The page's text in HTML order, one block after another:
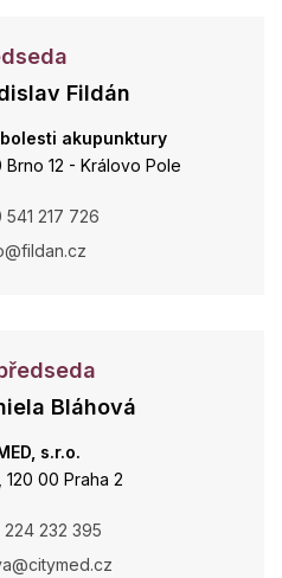
Fildán
akupunktury
12 - Královo Pole
541 217 726
Bláhová
s.r.o.
00 Praha 2
232 395